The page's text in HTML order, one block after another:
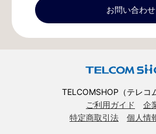
お問い合わせ
TELCOMSHOP（テレコ
ご利用ガイド
企
特定商取引法
個人情